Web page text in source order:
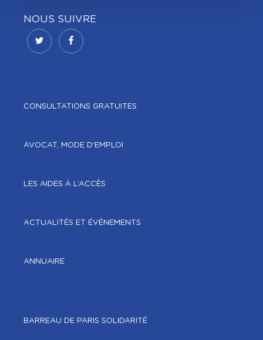
NOUS SUIVRE
CONSULTATIONS GRATUITES
AVOCAT, MODE D’EMPLOI
LES AIDES À L’ACCÈS
ACTUALITÉS ET ÉVÉNEMENTS
ANNUAIRE
BARREAU DE PARIS SOLIDARITÉ